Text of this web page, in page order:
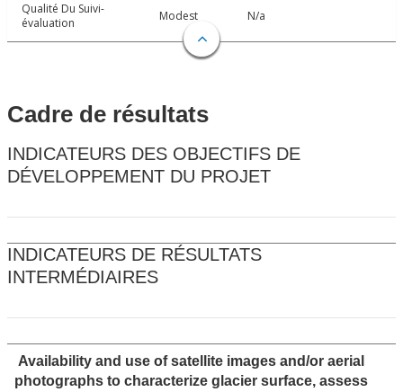
Qualité Du Suivi-
évaluation
Modest N/a
Cadre de résultats
INDICATEURS DES OBJECTIFS DE
DÉVELOPPEMENT DU PROJET
INDICATEURS DE RÉSULTATS
INTERMÉDIAIRES
Availability and use of satellite images and/or aerial
photographs to characterize glacier surface, assess